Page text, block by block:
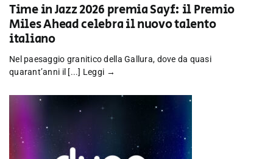
Time in Jazz 2026 premia Sayf: il Premio
Miles Ahead celebra il nuovo talento
italiano
Nel paesaggio granitico della Gallura, dove da quasi
quarant’anni il [...] Leggi →